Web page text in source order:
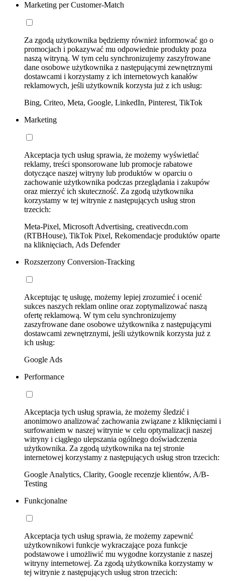
Marketing per Customer-Match
Za zgodą użytkownika będziemy również informować go o
promocjach i pokazywać mu odpowiednie produkty poza
naszą witryną. W tym celu synchronizujemy zaszyfrowane
dane osobowe użytkownika z następującymi zewnętrznymi
dostawcami i korzystamy z ich internetowych kanałów
reklamowych, jeśli użytkownik korzysta już z ich usług:
Bing, Criteo, Meta, Google, LinkedIn, Pinterest, TikTok
Marketing
Akceptacja tych usług sprawia, że możemy wyświetlać
reklamy, treści sponsorowane lub promocje rabatowe
dotyczące naszej witryny lub produktów w oparciu o
zachowanie użytkownika podczas przeglądania i zakupów
oraz mierzyć ich skuteczność. Za zgodą użytkownika
korzystamy w tej witrynie z następujących usług stron
trzecich:
Meta-Pixel, Microsoft Advertising, creativecdn.com
(RTBHouse), TikTok Pixel, Rekomendacje produktów oparte
na kliknięciach, Ads Defender
Rozszerzony Conversion-Tracking
Akceptując tę usługę, możemy lepiej zrozumieć i ocenić
sukces naszych reklam online oraz zoptymalizować naszą
ofertę reklamową. W tym celu synchronizujemy
zaszyfrowane dane osobowe użytkownika z następującymi
dostawcami zewnętrznymi, jeśli użytkownik korzysta już z
ich usług:
Google Ads
Performance
Akceptacja tych usług sprawia, że możemy śledzić i
anonimowo analizować zachowania związane z kliknięciami i
surfowaniem w naszej witrynie w celu optymalizacji naszej
witryny i ciągłego ulepszania ogólnego doświadczenia
użytkownika. Za zgodą użytkownika na tej stronie
internetowej korzystamy z następujących usług stron trzecich:
Google Analytics, Clarity, Google recenzje klientów, A/B-
Testing
Funkcjonalne
Akceptacja tych usług sprawia, że możemy zapewnić
użytkownikowi funkcje wykraczające poza funkcje
podstawowe i umożliwić mu wygodne korzystanie z naszej
witryny internetowej. Za zgodą użytkownika korzystamy w
tej witrynie z następujących usług stron trzecich: